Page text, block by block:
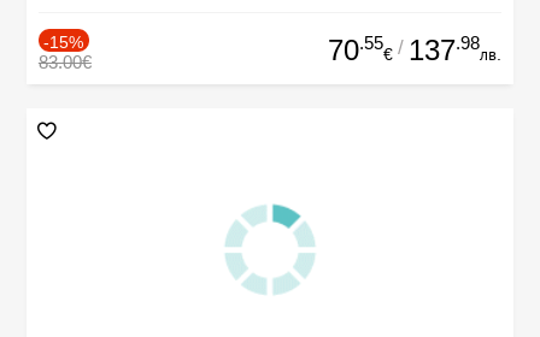
-15%
83.00€ 70.55
€ / 137.98
лв.